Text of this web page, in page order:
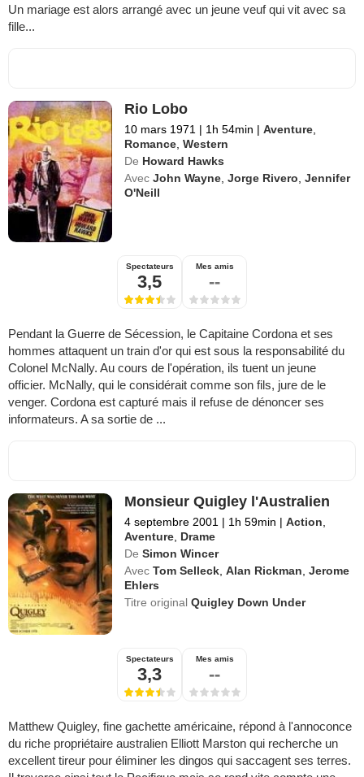
Un mariage est alors arrangé avec un jeune veuf qui vit avec sa
fille...
Rio Lobo
10 mars 1971 | 1h 54min | Aventure
Romance ,Western
De Howard Hawks
Avec John Wayne ,Jorge Rivero ,Jennifer
O'Neill
Spectateurs
3,5
Mes amis
--
Pendant la Guerre de Sécession, le Capitaine Cordona et ses
hommes attaquent un train d'or qui est sous la responsabilité du
Colonel McNally. Au cours de l'opération, ils tuent un jeune
officier. McNally, qui le considérait comme son fils, jure de le
venger. Cordona est capturé mais il refuse de dénoncer ses
informateurs. A sa sortie de ...
Monsieur Quigley l'Australien
4 septembre 2001 | 1h 59min | Action
Aventure Drame
De Simon Wincer
Avec Tom Selleck ,Alan Rickman ,Jerome
Ehlers
Titre originalQuigley Down Under
Spectateurs
3,3
Mes amis
--
Matthew Quigley, fine gachette américaine, répond à l'annoconce
du riche propriétaire australien Elliott Marston qui recherche un
excellent tireur pour éliminer les dingos qui saccagent ses terres.